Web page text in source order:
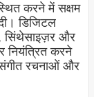
करने में सक्षम
डिजिटल
सिंथेसाइज़र और
नियंत्रित करने
रचनाओं और